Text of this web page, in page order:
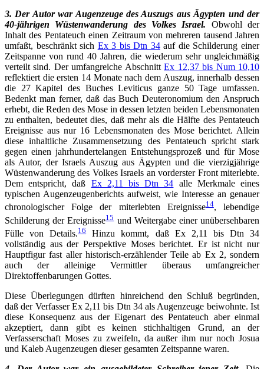
3. Der Autor war Augenzeuge des Auszugs aus Ägypten und der
40-jährigen Wüstenwanderung des Volkes Israel. Obwohl der
Inhalt des Pentateuch einen Zeitraum von mehreren tausend Jahren
umfaßt, beschränkt sich Ex 3 bis Dtn 34auf die Schilderung einer
Zeitspanne von rund 40 Jahren, die wiederum sehr ungleichmäßig
verteilt sind. Der umfangreiche AbschnittEx 12,37 bis Num 10,10
reflektiert die ersten 14 Monate nach dem Auszug, innerhalb dessen
die 27 Kapitel des Buches Leviticus ganze 50 Tage umfassen.
Bedenkt man ferner, daß das Buch Deuteronomium den Anspruch
erhebt, die Reden des Mose in dessen letzten beiden Lebensmonaten
zu enthalten, bedeutet dies, daß mehr als die Hälfte des Pentateuch
Ereignisse aus nur 16 Lebensmonaten des Mose berichtet. Allein
diese inhaltliche Zusammensetzung des Pentateuch spricht stark
gegen einen jahrhundertelangen Entstehungsprozeß und für Mose
als Autor, der Israels Auszug aus Ägypten und die vierzigjährige
Wüstenwanderung des Volkes Israels an vorderster Front miterlebte.
Dem entspricht, daß Ex 2,11 bis Dtn 34 alle Merkmale eines
typischen Augenzeugenberichts aufweist, wie Interesse an genauer
chronologischer Folge der miterlebten Ereignisse14, lebendige
Schilderung der Ereignisse15und Weitergabe einer unübersehbaren
Fülle von Details.16Hinzu kommt, daß Ex 2,11 bis Dtn 34
vollständig aus der Perspektive Moses berichtet. Er ist nicht nur
Hauptfigur fast aller historisch-erzählender Teile ab Ex 2, sondern
auch der alleinige Vermittler überaus umfangreicher
Direktoffenbarungen Gottes.
Diese Überlegungen dürften hinreichend den Schluß begründen,
daß der Verfasser Ex 2,11 bis Dtn 34 als Augenzeuge beiwohnte. Ist
diese Konsequenz aus der Eigenart des Pentateuch aber einmal
akzeptiert, dann gibt es keinen stichhaltigen Grund, an der
Verfasserschaft Moses zu zweifeln, da außer ihm nur noch Josua
und Kaleb Augenzeugen dieser gesamten Zeitspanne waren.